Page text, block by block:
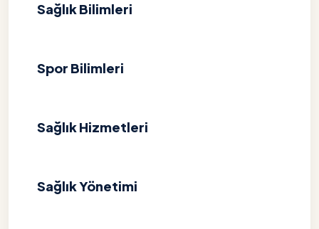
Sağlık Bilimleri
Spor Bilimleri
Sağlık Hizmetleri
Sağlık Yönetimi